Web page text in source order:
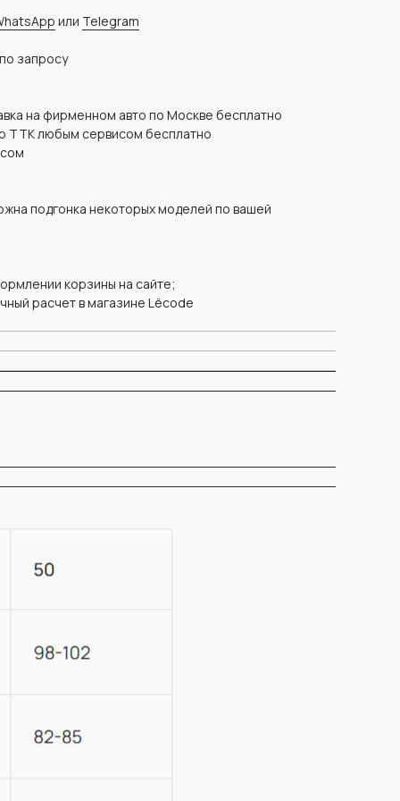
или Telegram
запросу
на фирменном авто по Москве бесплатно
ТТК любым сервисом бесплатно
подгонка некоторых моделей по вашей
корзины на сайте;
расчет в магазине Lëcode